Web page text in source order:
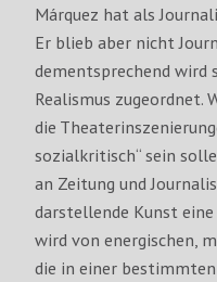
Márquez hat als
Er blieb aber nicht
dementsprechend wird
Realismus zugeordnet.
die
sozialkritisch“ sein
an Zeitung und
darstellende Kunst
wird von energischen,
die in einer